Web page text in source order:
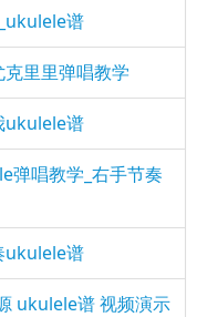
谱
里里弹唱教学
ukulele谱
弹唱教学_右手节奏
ukulele谱
ukulele谱 视频演示